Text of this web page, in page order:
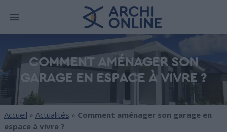
COMMENT AMÉNAGER SON
GARAGE EN ESPACE À VIVRE ?
Accueil » Actualités » Comment aménager son garage en
espace à vivre ?